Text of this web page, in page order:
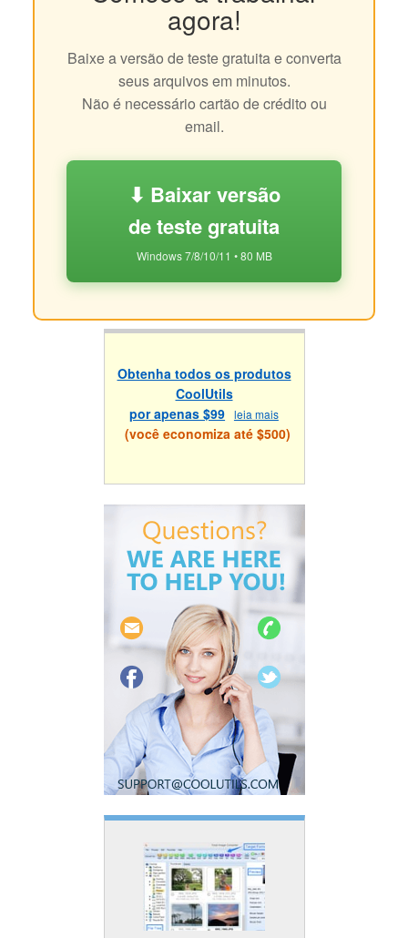
agora!
Baixe a versão de teste gratuita e converta
seus arquivos em minutos.
Não é necessário cartão de crédito ou
email.
⬇ Baixar versão
de teste gratuita
Windows 7/8/10/11 • 80 MB
Obtenha todos os produtos
CoolUtils
por apenas $99 leia mais
(você economiza até $500)